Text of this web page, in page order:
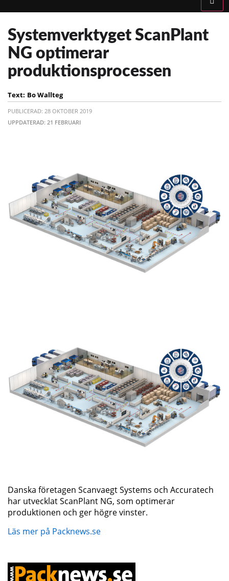
Systemverktyget ScanPlant
NG optimerar
produktionsprocessen
Text: Bo Wallteg
PUBLICERAD: 28 OKTOBER 2019
UPPDATERAD: 21 FEBRUARI
Danska företagen Scanvaegt Systems och Accuratech
har utvecklat ScanPlant NG, som optimerar
produktionen och ger högre vinster.
Läs mer på Packnews.se